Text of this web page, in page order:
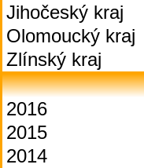
Jihočeský kraj
Olomoucký kraj
Zlínský kraj
2016
2015
2014